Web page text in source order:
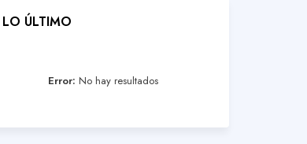
LO ÚLTIMO
Error: No hay resultados